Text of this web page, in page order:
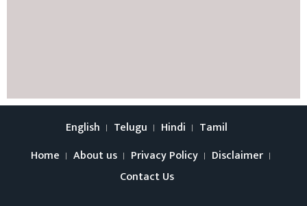
English Telugu Hindi
Tamil
Home
About us Privacy Policy
Disclaimer
Contact Us